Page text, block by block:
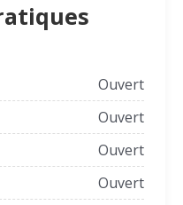
Ouvert
Ouvert
Ouvert
Ouvert